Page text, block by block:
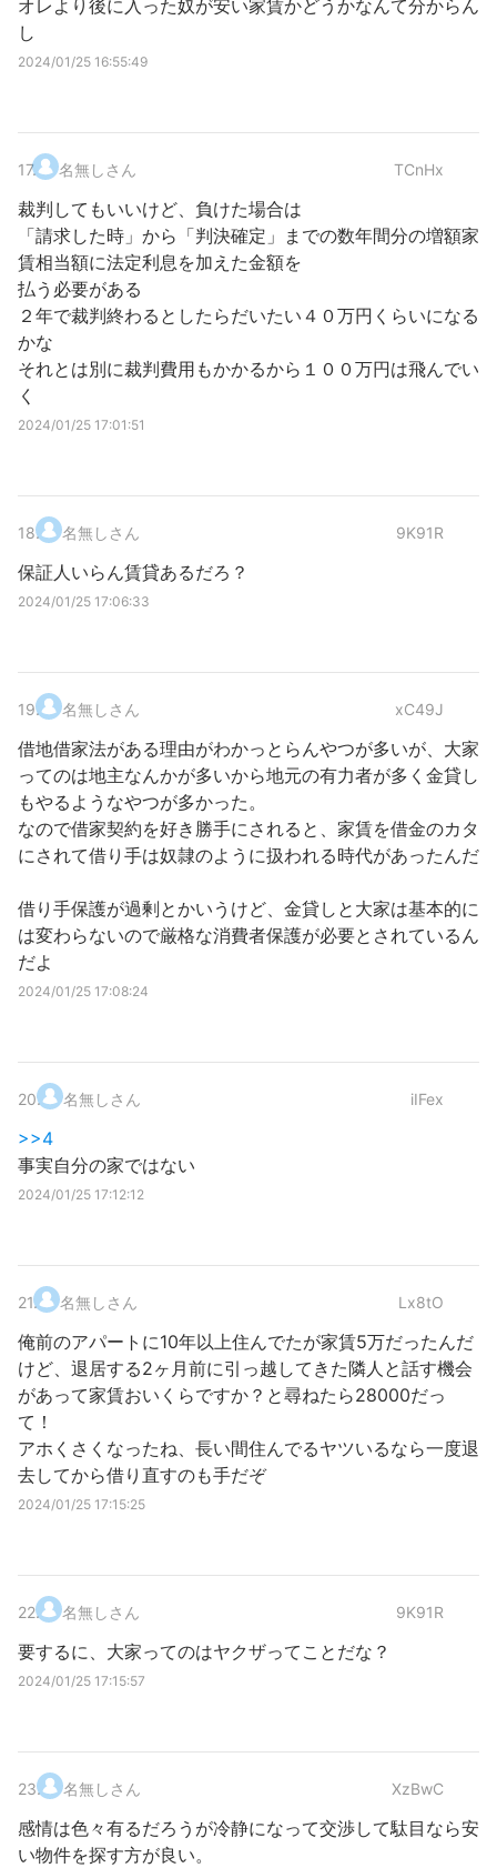
オレより後に入った奴が安い家賃かどうかなんて分からん
し
2024/01/25 16:55:49
17. 名無しさん TCnHx
裁判してもいいけど、負けた場合は
「請求した時」から「判決確定」までの数年間分の増額家
賃相当額に法定利息を加えた金額を
払う必要がある
２年で裁判終わるとしたらだいたい４０万円くらいになる
かな
それとは別に裁判費用もかかるから１００万円は飛んでい
く
2024/01/25 17:01:51
18. 名無しさん 9K91R
保証人いらん賃貸あるだろ？
2024/01/25 17:06:33
19. 名無しさん xC49J
借地借家法がある理由がわかっとらんやつが多いが、大家
ってのは地主なんかが多いから地元の有力者が多く金貸し
もやるようなやつが多かった。
なので借家契約を好き勝手にされると、家賃を借金のカタ
にされて借り手は奴隷のように扱われる時代があったんだ
借り手保護が過剰とかいうけど、金貸しと大家は基本的に
は変わらないので厳格な消費者保護が必要とされているん
だよ
2024/01/25 17:08:24
20. 名無しさん iIFex
>>4
事実自分の家ではない
2024/01/25 17:12:12
21. 名無しさん Lx8tO
俺前のアパートに10年以上住んでたが家賃5万だったんだ
けど、退居する2ヶ月前に引っ越してきた隣人と話す機会
があって家賃おいくらですか？と尋ねたら28000だっ
て！
アホくさくなったね、長い間住んでるヤツいるなら一度退
去してから借り直すのも手だぞ
2024/01/25 17:15:25
22. 名無しさん 9K91R
要するに、大家ってのはヤクザってことだな？
2024/01/25 17:15:57
23. 名無しさん XzBwC
感情は色々有るだろうが冷静になって交渉して駄目なら安
い物件を探す方が良い。